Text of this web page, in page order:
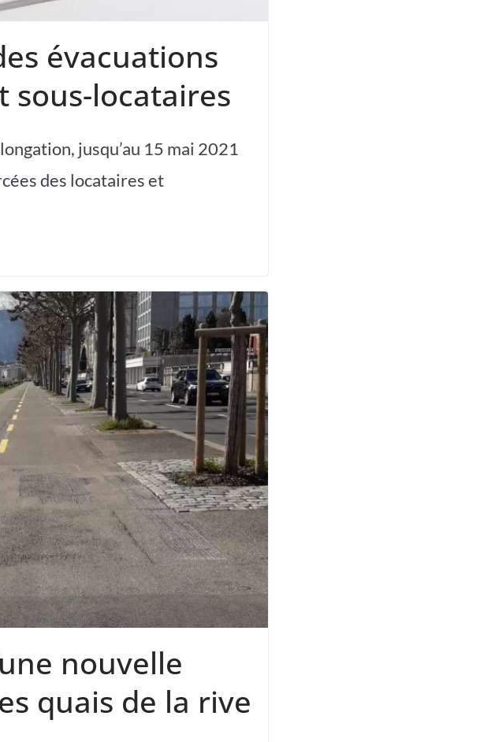
évacuations
sous-locataires
jusqu’au 15 mai 2021
des locataires et
nouvelle
quais de la rive